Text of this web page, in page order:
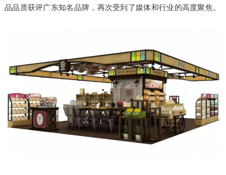
品品质获评广东知名品牌，再次受到了媒体和行业的高度聚焦。